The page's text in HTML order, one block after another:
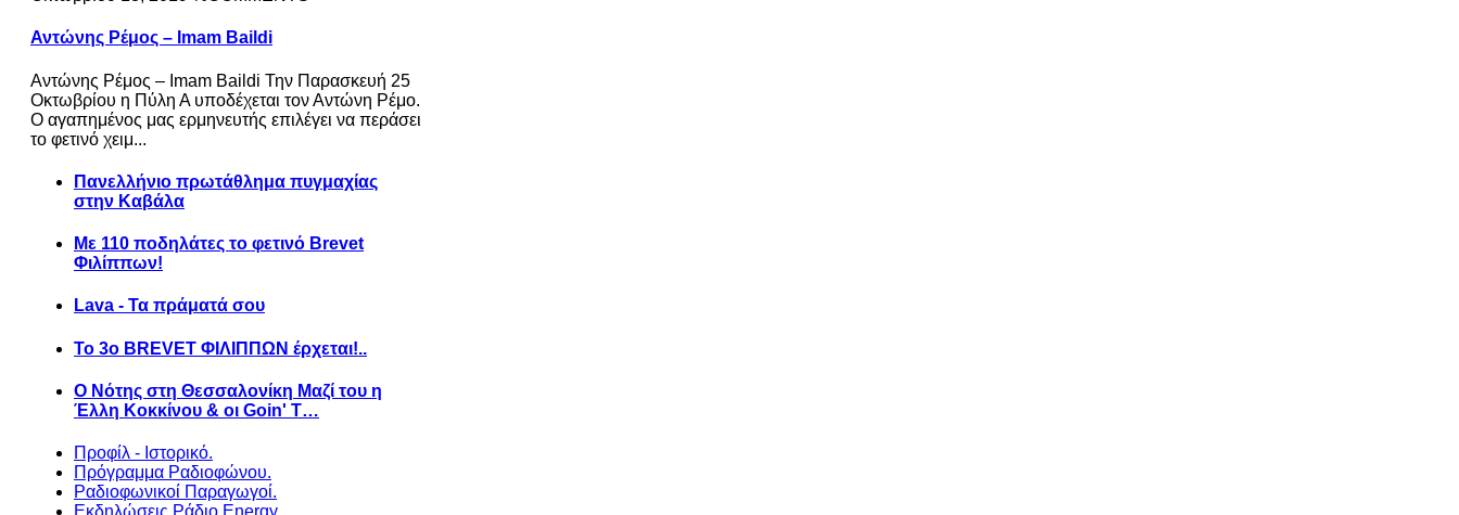
Αντώνης Ρέμος – Imam Baildi
Αντώνης Ρέμος – Imam Baildi Την Παρασκευή 25
Οκτωβρίου η Πύλη Α υποδέχεται τον Αντώνη Ρέμο.
Ο αγαπημένος μας ερμηνευτής επιλέγει να περάσει
το φετινό χειμ...
Πανελλήνιο πρωτάθλημα πυγμαχίας
στην Καβάλα
Με 110 ποδηλάτες το φετινό Brevet
Φιλίππων!
Lava - Τα πράματά σου
Το 3ο BREVET ΦΙΛΙΠΠΩΝ έρχεται!..
Ο Νότης στη Θεσσαλονίκη Μαζί του η
Έλλη Κοκκίνου & οι Goin' T…
Προφίλ - Ιστορικό.
Πρόγραμμα Ραδιοφώνου.
Ραδιοφωνικοί Παραγωγοί.
Εκδηλώσεις Ράδιο Energy.